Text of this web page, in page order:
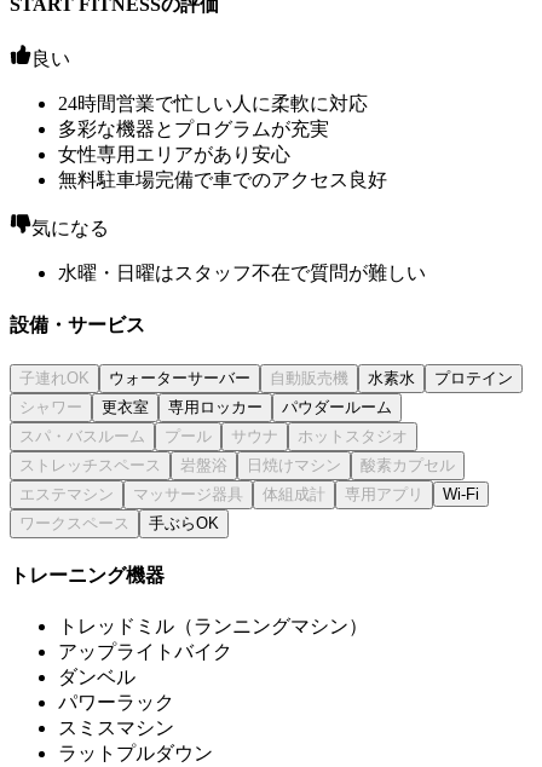
START FITNESSの評価
良い
24時間営業で忙しい人に柔軟に対応
多彩な機器とプログラムが充実
女性専用エリアがあり安心
無料駐車場完備で車でのアクセス良好
気になる
水曜・日曜はスタッフ不在で質問が難しい
設備・サービス
ウォーターサーバー 水素水
プロテイン
更衣室
専用ロッカー パウダールーム
Wi-Fi
手ぶらOK
トレーニング機器
トレッドミル（ランニングマシン）
アップライトバイク
ダンベル
パワーラック
スミスマシン
ラットプルダウン